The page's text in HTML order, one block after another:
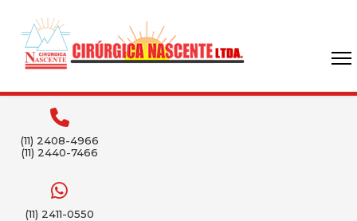
(11) 2408-4966
(11) 2440-7466
(11) 2411-0550